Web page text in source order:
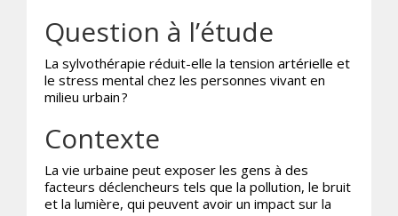
Question à l’étude
La sylvothérapie réduit-elle la tension artérielle et
le stress mental chez les personnes vivant en
milieu urbain ?
Contexte
La vie urbaine peut exposer les gens à des
facteurs déclencheurs tels que la pollution, le bruit
et la lumière, qui peuvent avoir un impact sur la